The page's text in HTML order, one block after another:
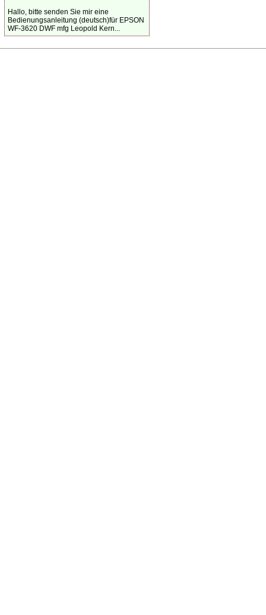
Hallo, bitte senden Sie mir eine
Bedienungsanleitung (deutsch)für EPSON
WF-3620 DWF mfg Leopold Kern...